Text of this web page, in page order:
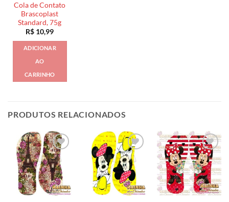
Cola de Contato
Brascoplast
Standard, 75g
R$ 10,99
ADICIONAR
AO
CARRINHO
PRODUTOS RELACIONADOS